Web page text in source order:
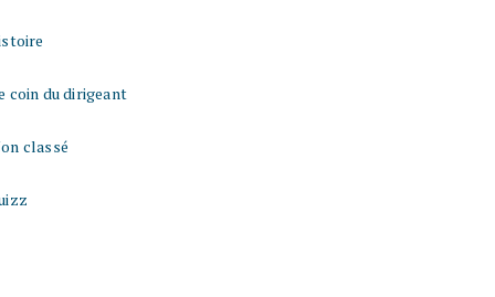
coin du dirigeant
classé